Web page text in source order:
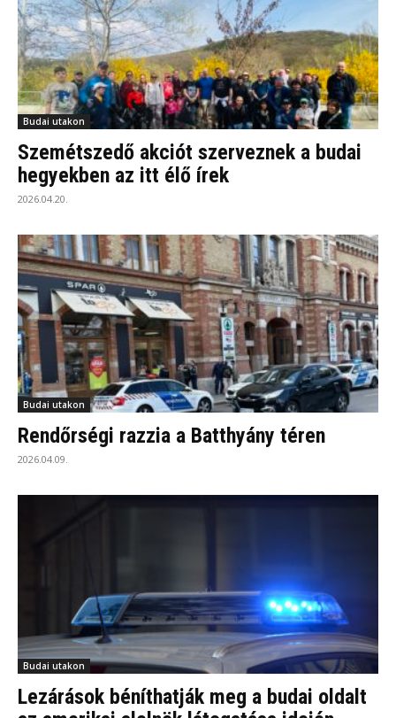
Budai utakon
Szemétszedő akciót szerveznek a budai
hegyekben az itt élő írek
2026.04.20.
Budai utakon
Rendőrségi razzia a Batthyány téren
2026.04.09.
Budai utakon
Lezárások béníthatják meg a budai oldalt